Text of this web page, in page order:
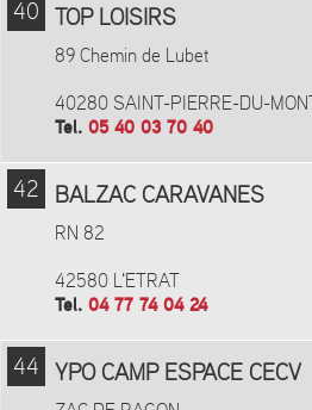
40 TOP LOISIRS
89 Chemin de Lubet
40280 SAINT-PIERRE-DU-MONT
Tel. 05 40 03 70 40
42 BALZAC CARAVANES
RN 82
42580 L'ETRAT
Tel. 04 77 74 04 24
44 YPO CAMP ESPACE CECV